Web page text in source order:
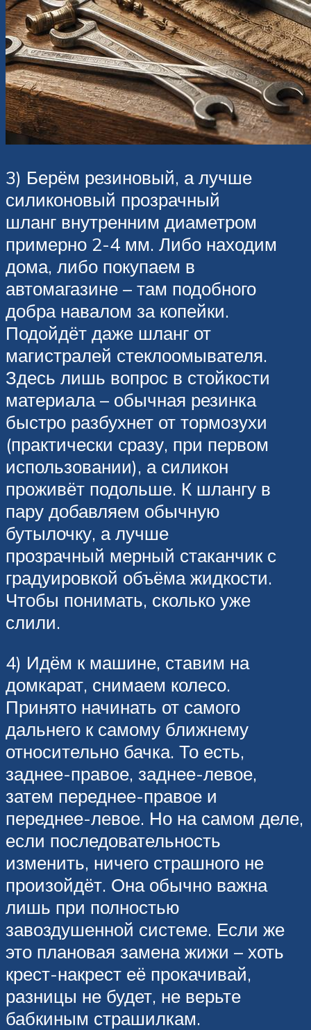
3) Берём резиновый, а лучше
силиконовый прозрачный
шланг внутренним диаметром
примерно 2-4 мм. Либо находим
дома, либо покупаем в
автомагазине – там подобного
добра навалом за копейки.
Подойдёт даже шланг от
магистралей стеклоомывателя.
Здесь лишь вопрос в стойкости
материала – обычная резинка
быстро разбухнет от тормозухи
(практически сразу, при первом
использовании), а силикон
проживёт подольше. К шлангу в
пару добавляем обычную
бутылочку, а лучше
прозрачный мерный стаканчик с
градуировкой объёма жидкости.
Чтобы понимать, сколько уже
слили.
4) Идём к машине, ставим на
домкарат, снимаем колесо.
Принято начинать от самого
дальнего к самому ближнему
относительно бачка. То есть,
заднее-правое, заднее-левое,
затем переднее-правое и
переднее-левое. Но на самом деле,
если последовательность
изменить, ничего страшного не
произойдёт. Она обычно важна
лишь при полностью
завоздушенной системе. Если же
это плановая замена жижи – хоть
крест-накрест её прокачивай,
разницы не будет, не верьте
бабкиным страшилкам.